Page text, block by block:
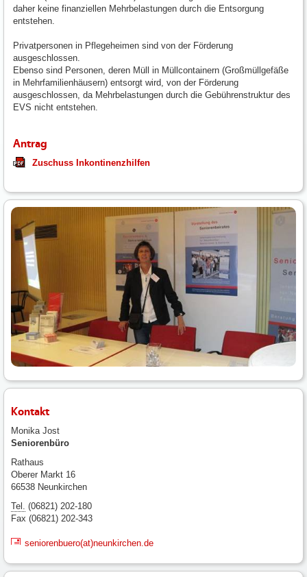
daher keine finanziellen Mehrbelastungen durch die Entsorgung
entstehen.
Privatpersonen in Pflegeheimen sind von der Förderung
ausgeschlossen.
Ebenso sind Personen, deren Müll in Müllcontainern (Großmüllgefäße
in Mehrfamilienhäusern) entsorgt wird, von der Förderung
ausgeschlossen, da Mehrbelastungen durch die Gebührenstruktur des
EVS nicht entstehen.
Antrag
Zuschuss Inkontinenzhilfen
Kontakt
Monika Jost
Seniorenbüro
Rathaus
Oberer Markt 16
66538 Neunkirchen
Tel. (06821) 202-180
Fax (06821) 202-343
seniorenbuero(at)neunkirchen.de